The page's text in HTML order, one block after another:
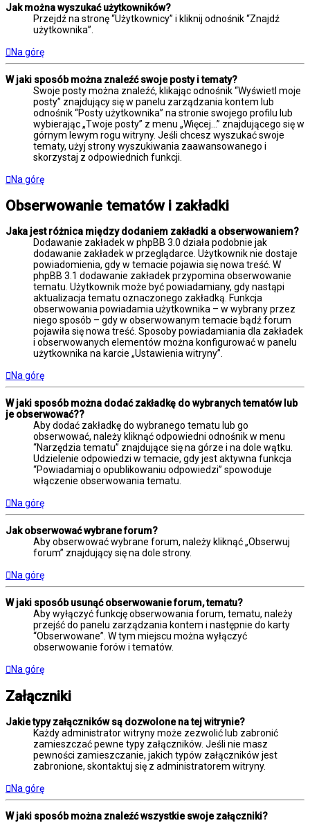
Jak można wyszukać użytkowników?
Przejdź na stronę “Użytkownicy” i kliknij odnośnik “Znajdź
użytkownika”.
Na górę
W jaki sposób można znaleźć swoje posty i tematy?
Swoje posty można znaleźć, klikając odnośnik “Wyświetl moje
posty” znajdujący się w panelu zarządzania kontem lub
odnośnik “Posty użytkownika” na stronie swojego profilu lub
wybierając „Twoje posty” z menu „Więcej…” znajdującego się w
górnym lewym rogu witryny. Jeśli chcesz wyszukać swoje
tematy, użyj strony wyszukiwania zaawansowanego i
skorzystaj z odpowiednich funkcji.
Na górę
Obserwowanie tematów i zakładki
Jaka jest różnica między dodaniem zakładki a obserwowaniem?
Dodawanie zakładek w phpBB 3.0 działa podobnie jak
dodawanie zakładek w przeglądarce. Użytkownik nie dostaje
powiadomienia, gdy w temacie pojawia się nowa treść. W
phpBB 3.1 dodawanie zakładek przypomina obserwowanie
tematu. Użytkownik może być powiadamiany, gdy nastąpi
aktualizacja tematu oznaczonego zakładką. Funkcja
obserwowania powiadamia użytkownika – w wybrany przez
niego sposób – gdy w obserwowanym temacie bądź forum
pojawiła się nowa treść. Sposoby powiadamiania dla zakładek
i obserwowanych elementów można konfigurować w panelu
użytkownika na karcie „Ustawienia witryny”.
Na górę
W jaki sposób można dodać zakładkę do wybranych tematów lub
je obserwować??
Aby dodać zakładkę do wybranego tematu lub go
obserwować, należy kliknąć odpowiedni odnośnik w menu
“Narzędzia tematu” znajdujące się na górze i na dole wątku.
Udzielenie odpowiedzi w temacie, gdy jest aktywna funkcja
“Powiadamiaj o opublikowaniu odpowiedzi” spowoduje
włączenie obserwowania tematu.
Na górę
Jak obserwować wybrane forum?
Aby obserwować wybrane forum, należy kliknąć „Obserwuj
forum” znajdujący się na dole strony.
Na górę
W jaki sposób usunąć obserwowanie forum, tematu?
Aby wyłączyć funkcję obserwowania forum, tematu, należy
przejść do panelu zarządzania kontem i następnie do karty
“Obserwowane”. W tym miejscu można wyłączyć
obserwowanie forów i tematów.
Na górę
Załączniki
Jakie typy załączników są dozwolone na tej witrynie?
Każdy administrator witryny może zezwolić lub zabronić
zamieszczać pewne typy załączników. Jeśli nie masz
pewności zamieszczanie, jakich typów załączników jest
zabronione, skontaktuj się z administratorem witryny.
Na górę
W jaki sposób można znaleźć wszystkie swoje załączniki?